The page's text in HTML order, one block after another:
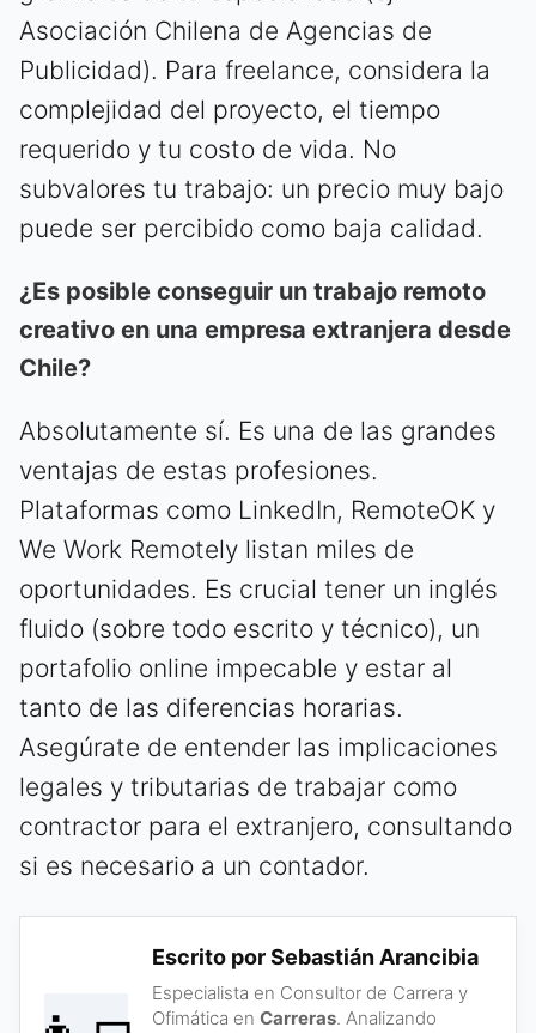
Asociación Chilena de Agencias de
Publicidad). Para freelance, considera la
complejidad del proyecto, el tiempo
requerido y tu costo de vida. No
subvalores tu trabajo: un precio muy bajo
puede ser percibido como baja calidad.
¿Es posible conseguir un trabajo remoto
creativo en una empresa extranjera desde
Chile?
Absolutamente sí. Es una de las grandes
ventajas de estas profesiones.
Plataformas como LinkedIn, RemoteOK y
We Work Remotely listan miles de
oportunidades. Es crucial tener un inglés
fluido (sobre todo escrito y técnico), un
portafolio online impecable y estar al
tanto de las diferencias horarias.
Asegúrate de entender las implicaciones
legales y tributarias de trabajar como
contractor para el extranjero, consultando
si es necesario a un contador.
Escrito por Sebastián Arancibia
Especialista en Consultor de Carrera y
Ofimática en Carreras. Analizando